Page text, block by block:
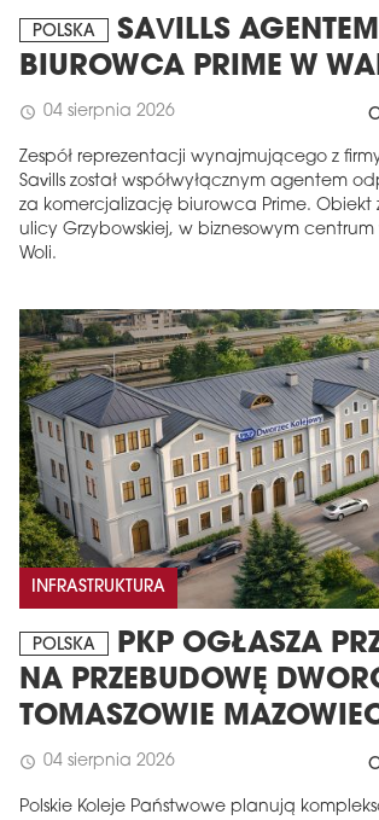
POLSKA
SAVILLS AGENTEM
BIUROWCA PRIME W
schedule 04 sierpnia 2026
Zespół reprezentacji wynajmującego z
Savills został współwyłącznym agentem
za komercjalizację biurowca Prime. Obiekt
ulicy Grzybowskiej, w biznesowym centrum
Woli.
INFRASTRUKTURA
POLSKA
PKP OGŁASZA
NA PRZEBUDOWĘ
TOMASZOWIE
schedule 04 sierpnia 2026
Polskie Koleje Państwowe planują